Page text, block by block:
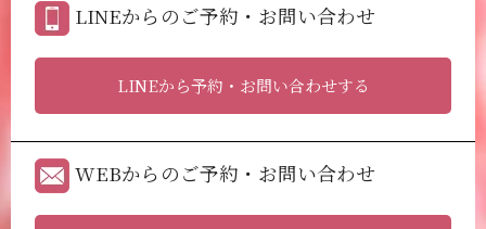
LINEからのご予約・お問い合わせ
LINEから予約・お問い合わせする
WEBからのご予約・お問い合わせ